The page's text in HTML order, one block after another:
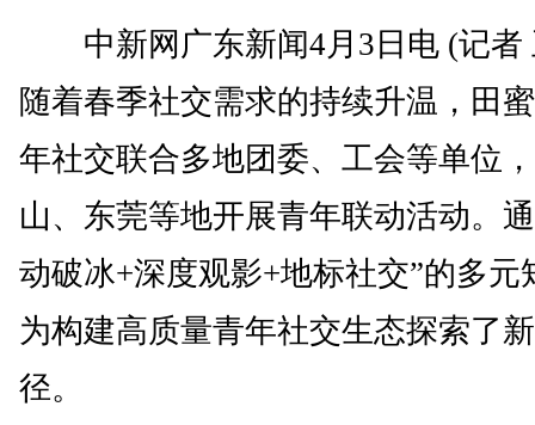
中新网广东新闻4月3日电 (记者
随着春季社交需求的持续升温，田
年社交联合多地团委、工会等单位
山、东莞等地开展青年联动活动。
动破冰+深度观影+地标社交”的多元
为构建高质量青年社交生态探索了
径。